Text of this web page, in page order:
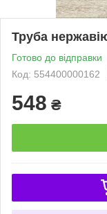
Труба
Готово до відправки
Код: 554400000162
548 ₴